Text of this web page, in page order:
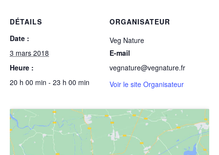
DÉTAILS
Date :
3 mars 2018
Heure :
20 h 00 min - 23 h 00 min
ORGANISATEUR
Veg Nature
E-mail
vegnature@vegnature.fr
Voir le site Organisateur